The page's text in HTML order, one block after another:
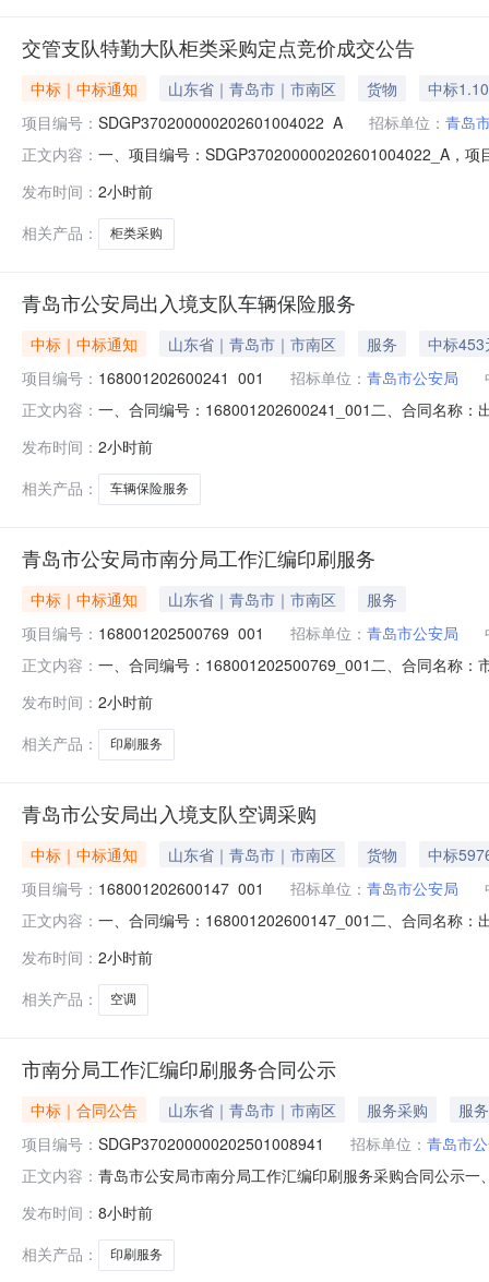
交管支队特勤大队柜类采购定点竞价成交公告
中标｜中标通知 山东省｜青岛市｜市南区 货物
中标
项目编号： SDGP370200000202601004022_A 招标单位： 青岛
正文内容： 一、项目编号：SDGP370200000202601004022_A，
价。经评审，报价有效的供应商为3家，报价情况如下：
发布时间： 2小时前
相关产品：
柜类采购
青岛市公安局出入境支队车辆保险服务
中标｜中标通知 山东省｜青岛市｜市南区 服务
中标453
项目编号： 168001202600241_001 招标单位： 青岛市公安局
正文内容： 一、合同编号：168001202600241_001二、合同名称：
商（乙方）：紫金财产保险股份有限公司青岛分公司地
发布时间： 2小时前
相关产品：
车辆保险服务
青岛市公安局市南分局工作汇编印刷服务
中标｜中标通知 山东省｜青岛市｜市南区
服务
项目编号： 168001202500769_001 招标单位： 青岛市公安局
正文内容： 一、合同编号：168001202500769_001二、合同名称：
供应商（乙方）：青岛新颐远印务有限公司地址：山东
发布时间： 2小时前
相关产品：
印刷服务
青岛市公安局出入境支队空调采购
中标｜中标通知 山东省｜青岛市｜市南区 货物
中标
项目编号： 168001202600147_001 招标单位： 青岛市公安局
正文内容： 一、合同编号：168001202600147_001二、合同名称：
（乙方）：青岛泽辰电气设备有限公司地址：青岛市城
八、验
发布时间： 2小时前
相关产品：
空调
市南分局工作汇编印刷服务合同公示
中标｜合同公告 山东省｜青岛市｜市南区 服务采购
服务
项目编号： SDGP370200000202501008941 招标单位： 青岛市
正文内容： 青岛市公安局市南分局工作汇编印刷服务采购合同公示
商（乙方）：青岛新颐远印务有限公司地址：山东省青
发布时间： 8小时前
相关产品：
印刷服务